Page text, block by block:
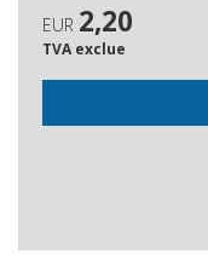
EUR 2,20
TVA exclue